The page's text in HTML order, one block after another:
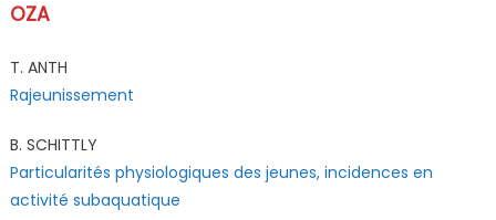
OZA
T. ANTH
Rajeunissement
B. SCHITTLY
Particularités physiologiques des jeunes, incidences en
activité subaquatique